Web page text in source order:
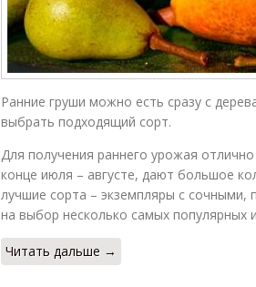
Ранние груши можно есть сразу с
выбрать подходящий сорт.
Для получения раннего урожая
конце июля – августе, дают большое
лучшие сорта – экземпляры с сочными,
на выбор несколько самых популярных
Читать дальше →